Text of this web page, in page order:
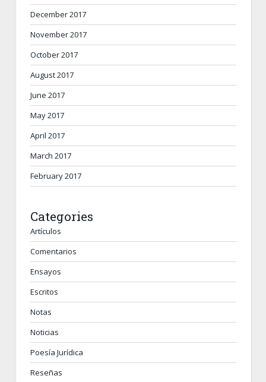
December 2017
November 2017
October 2017
August 2017
June 2017
May 2017
April 2017
March 2017
February 2017
Categories
Artículos
Comentarios
Ensayos
Escritos
Notas
Noticias
Poesía Jurídica
Reseñas